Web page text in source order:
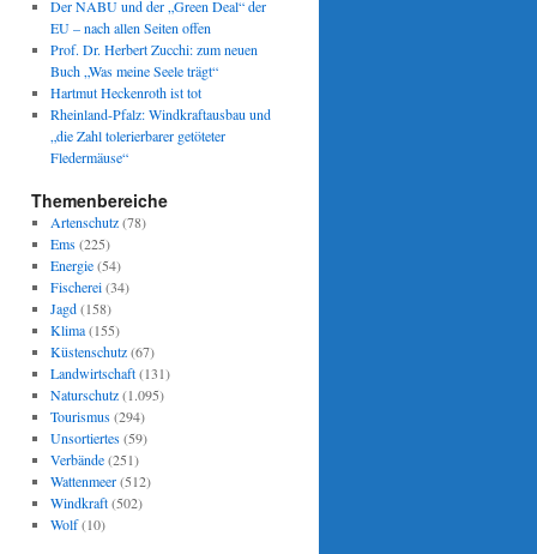
Der NABU und der „Green Deal“ der
EU – nach allen Seiten offen
Prof. Dr. Herbert Zucchi: zum neuen
Buch „Was meine Seele trägt“
Hartmut Heckenroth ist tot
Rheinland-Pfalz: Windkraftausbau und
„die Zahl tolerierbarer getöteter
Fledermäuse“
Themenbereiche
Artenschutz(78)
Ems(225)
Energie(54)
Fischerei(34)
Jagd(158)
Klima(155)
Küstenschutz(67)
Landwirtschaft(131)
Naturschutz(1.095)
Tourismus(294)
Unsortiertes(59)
Verbände(251)
Wattenmeer(512)
Windkraft(502)
Wolf(10)